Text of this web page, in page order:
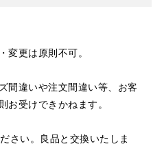
変更は原則不可。
間違いや注文間違い等、お客
お受けできかねます。
さい。良品と交換いたしま